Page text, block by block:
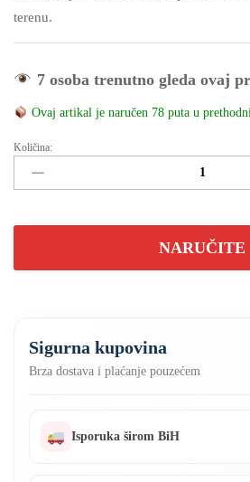
terenu.
7 osoba trenutno gleda ovaj
Ovaj artikal je naručen 78 puta u
VAGA
DIGITALNA
KRAN
300kg
Količina:
NARUČITE
Sigurna kupovina
Brza dostava i plaćanje pouzećem
Isporuka širom BiH